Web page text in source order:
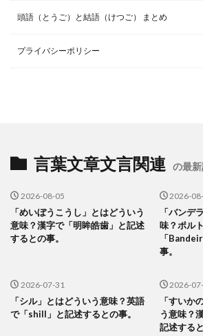
頭語（とうご）と結語（けつご） まとめ
プライバシーポリシー
言葉文章文言関連 の最
2026-08-05
「めいぼうこうし」とはどういう
意味？漢字で「明眸皓歯」と記述
するとの事。
2026-
「バンデ
味？ポル
「
事。
2026-07-31
「シル」とはどういう意味？英語
で「shill」と記述するとの事。
2026-
「すいか
う意味？
記述する